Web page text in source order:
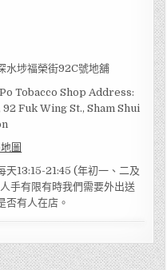
水埗福榮街92C號地舖
Tobacco Shop Address:
92 Fuk Wing St., Sham Shui
圖
天13:15-21:45 (年初一、二及
手有限有時我們需要外出送
否有人在店。